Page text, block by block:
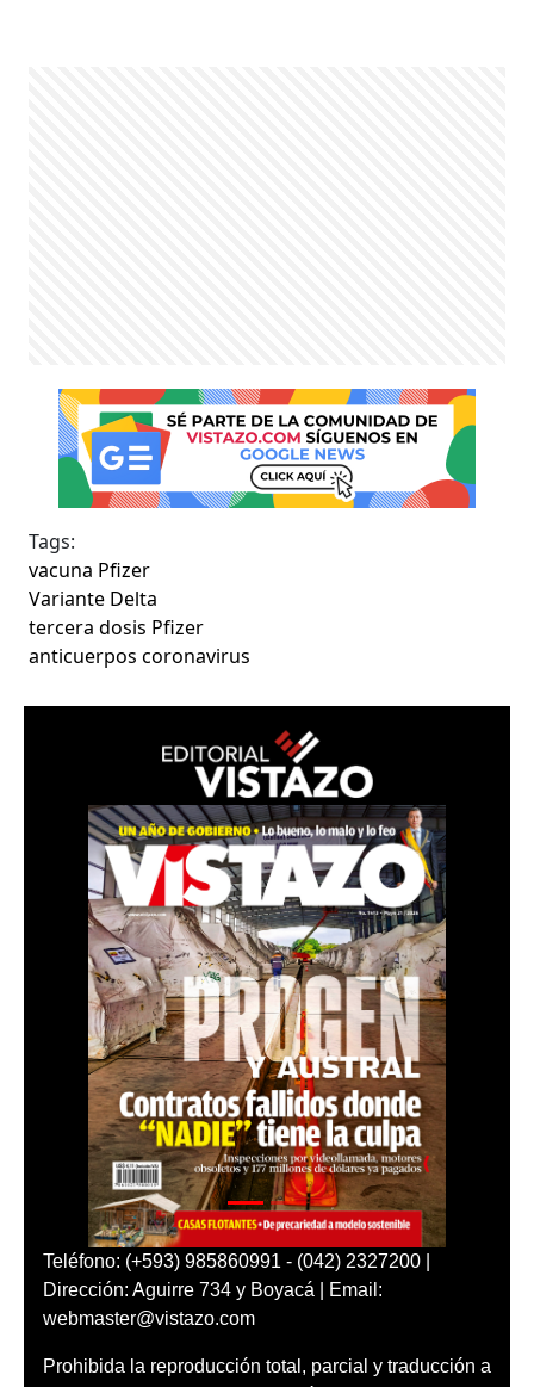
Tags:
vacuna Pfizer
Variante Delta
tercera dosis Pfizer
anticuerpos coronavirus
Teléfono: (+593) 985860991 - (042) 2327200 |
Dirección: Aguirre 734 y Boyacá | Email:
webmaster@vistazo.com
Prohibida la reproducción total, parcial y traducción a